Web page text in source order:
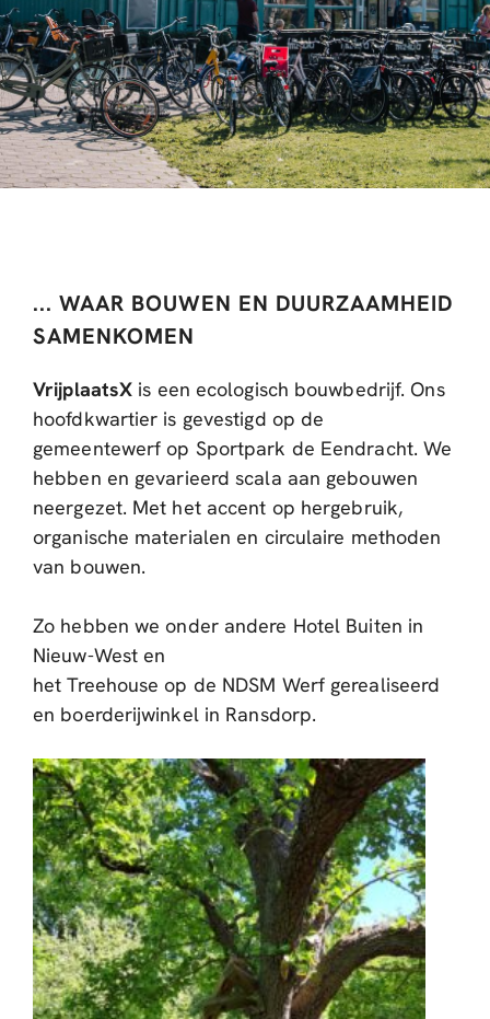
... WAAR BOUWEN EN DUURZAAMHEID
SAMENKOMEN
VrijplaatsX is een ecologisch bouwbedrijf. Ons
hoofdkwartier is gevestigd op de
gemeentewerf op Sportpark de Eendracht. We
hebben en gevarieerd scala aan gebouwen
neergezet. Met het accent op hergebruik,
organische materialen en circulaire methoden
van bouwen.
Zo hebben we onder andere Hotel Buiten in
Nieuw-West en
het Treehouse op de NDSM Werf gerealiseerd
en boerderijwinkel in Ransdorp.